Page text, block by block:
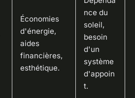
Économies
d'énergie,
aides
financières,
esthétique.
nce du
soleil,
besoin
d'un
système
d'appoin
t.